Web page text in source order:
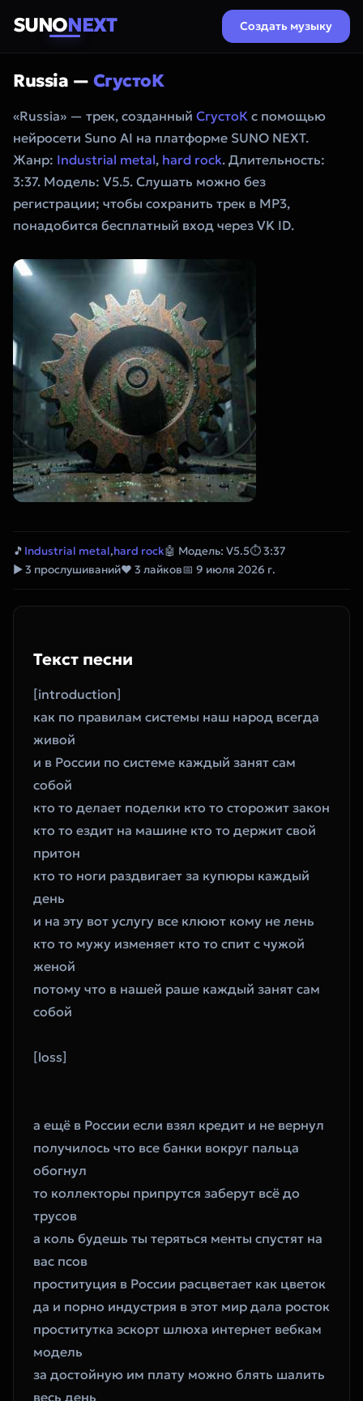
SUNONEXT Создать музыку
Russia — СгустоК
«Russia» — трек, созданный СгустоК с помощью
нейросети Suno AI на платформе SUNO NEXT.
Жанр: Industrial metal, hard rock. Длительность:
3:37. Модель: V5.5. Слушать можно без
регистрации; чтобы сохранить трек в MP3,
понадобится бесплатный вход через VK ID.
🎵 Industrial metal,hard rock🤖 Модель: V5.5⏱ 3:37
▶ 3 прослушиваний❤ 3 лайков📅 9 июля 2026 г.
Текст песни
‎[introduction]
‎как по правилам системы наш народ всегда
живой
‎и в России по системе каждый занят сам
собой
‎кто то делает поделки кто то сторожит закон
‎кто то ездит на машине кто то держит свой
притон
‎кто то ноги раздвигает за купюры каждый
день
‎и на эту вот услугу все клюют кому не лень
‎кто то мужу изменяет кто то спит с чужой
женой
‎потому что в нашей раше каждый занят сам
собой
‎[loss]
‎а ещё в России если взял кредит и не вернул
‎получилось что все банки вокруг пальца
обогнул
‎то коллекторы припрутся заберут всё до
трусов
‎а коль будешь ты теряться менты спустят на
вас псов
‎проституция в России расцветает как цветок
‎да и порно индустрия в этот мир дала росток
‎проститутка эскорт шлюха интернет вебкам
модель
‎за достойную им плату можно блять шалить
весь день